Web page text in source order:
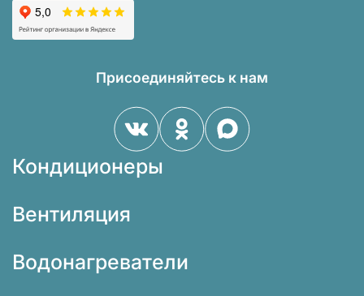
Присоединяйтесь к нам
Кондиционеры
Вентиляция
Водонагреватели